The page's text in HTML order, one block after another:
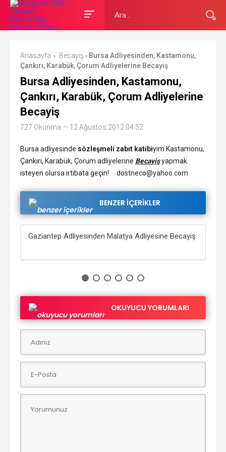
Anasayfa › Becayiş › Bursa Adliyesinden, Kastamonu,
Çankırı, Karabük, Çorum Adliyelerine Becayiş
Bursa Adliyesinden, Kastamonu,
Çankırı, Karabük, Çorum Adliyelerine
Becayiş
727 Okunma — 12 Ağustos 2012 04:52
Bursa adliyesinde sözleşmeli zabıt katibiyim Kastamonu,
Çankırı, Karabük, Çorum adliyelerine Becayişyapmak
isteyen olursa irtibata geçin! dostneco@yahoo.com
BENZER İÇERİKLER
Gaziantep Adliyesinden Malatya Adliyesine Becayiş
OKUYUCU YORUMLARI